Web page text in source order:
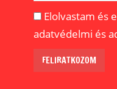
Elolvastam és
adatvédelmi és